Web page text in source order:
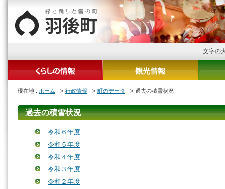
文字の
現在地 : ホーム 行政情報 町のデータ 過去の積雪状況
過去の積雪状況
令和６年度
令和５年度
令和４年度
令和３年度
令和２年度